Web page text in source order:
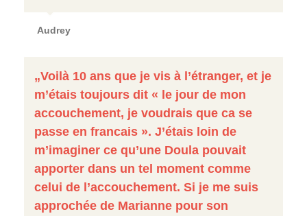
Audrey
„Voilà 10 ans que je vis à l’étranger, et je
m’étais toujours dit « le jour de mon
accouchement, je voudrais que ca se
passe en francais ». J’étais loin de
m’imaginer ce qu’une Doula pouvait
apporter dans un tel moment comme
celui de l’accouchement. Si je me suis
approchée de Marianne pour son